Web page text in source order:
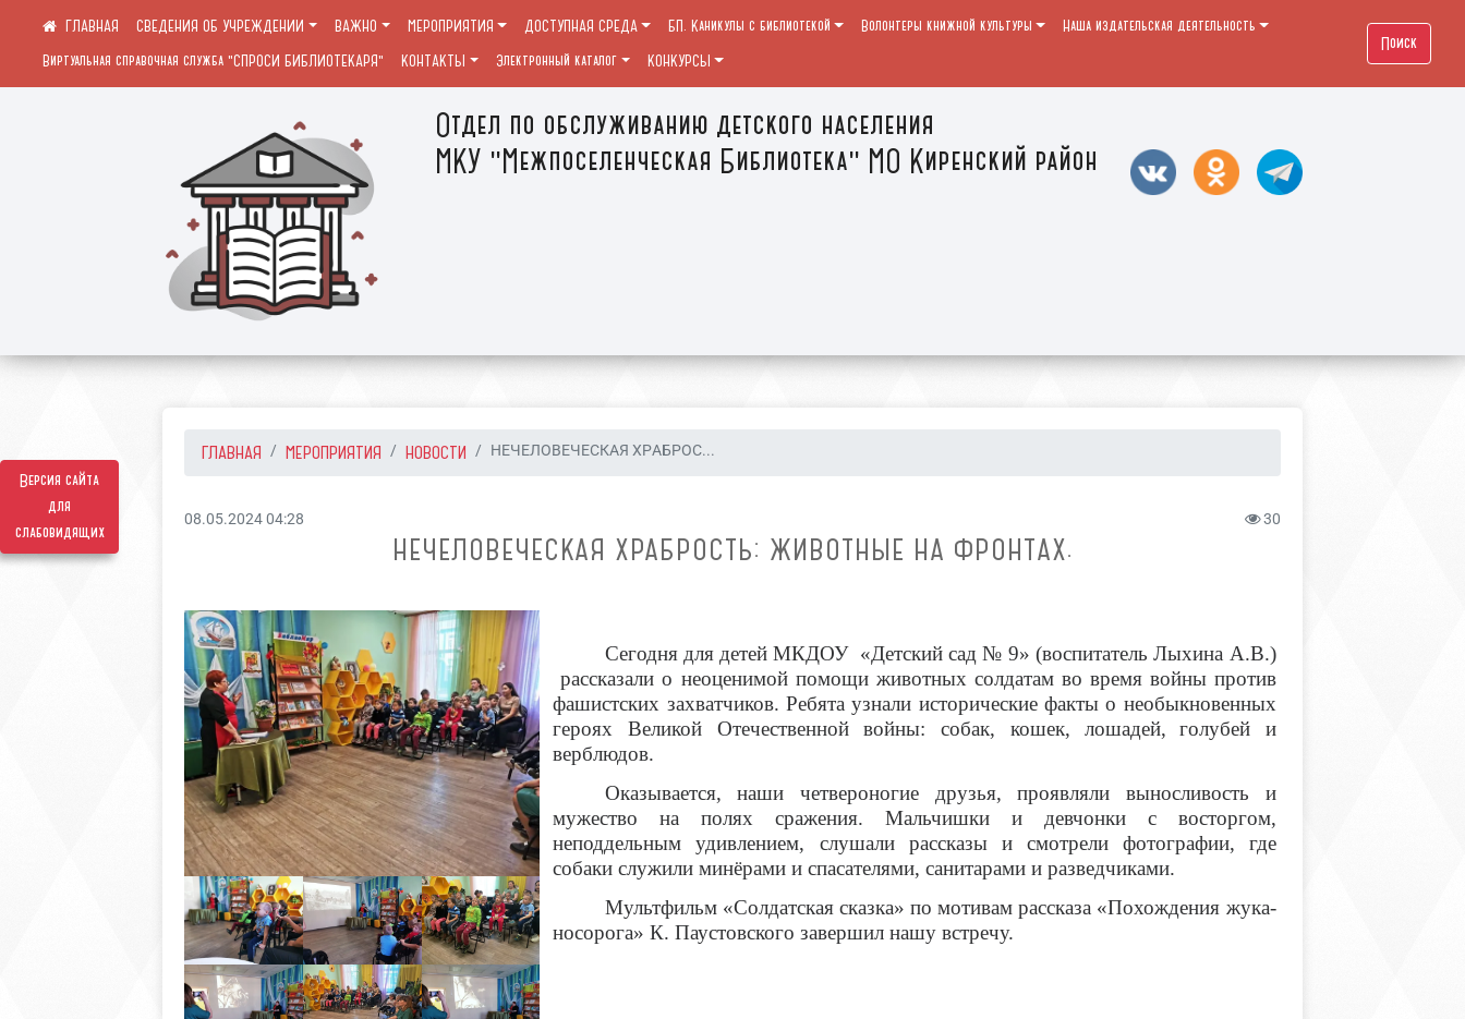
Версия сайта
для
слабовидящих
Отдел по обслуживанию детского населения
МКУ "Межпоселенческая Библиотека" МО Киренский район
СВЕДЕНИЯ ОБ УЧРЕЖДЕНИИ ВАЖНО МЕРОПРИЯТИЯ ДОСТУПНАЯ СРЕДА БП. Каникулы с библиотекой Волонтеры книжной культуры
Наша издательская деятельность
Виртуальная справочная служба "СПРОСИ БИБЛИОТЕКАРЯ"
КОНТАКТЫ Электронный каталог КОНКУРСЫ
Поиск
ГЛАВНАЯ МЕРОПРИЯТИЯ НОВОСТИ НЕЧЕЛОВЕЧЕСКАЯ ХРАБРОС...
08.05.2024 04:28 30
НЕЧЕЛОВЕЧЕСКАЯ ХРАБРОСТЬ: ЖИВОТНЫЕ НА ФРОНТАХ.
Сегодня для детей МКДОУ «Детский сад № 9» (воспитатель Лыхина А.В.)
рассказали о неоценимой помощи животных солдатам во время войны против
фашистских захватчиков. Ребята узнали исторические факты о необыкновенных
героях Великой Отечественной войны: собак, кошек, лошадей,
голубей и
верблюдов.
Оказывается, наши четвероногие друзья, проявляли выносливость и
мужество на полях сражения. Мальчишки и девчонки с восторгом,
неподдельным удивлением, слушали рассказы и смотрели фотографии, где
собаки служили минёрами и спасателями, санитарами и разведчиками.
Мультфильм «Солдатская сказка» по мотивам рассказа «Похождения жука-
носорога» К. Паустовского завершил нашу встречу.